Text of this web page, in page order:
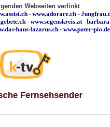
Webseiten verlinkt
- www.adorare.ch -
- www.segenskreis.at-
haus-lazarus.ch - www.pater-pio.de
Fernsehsender